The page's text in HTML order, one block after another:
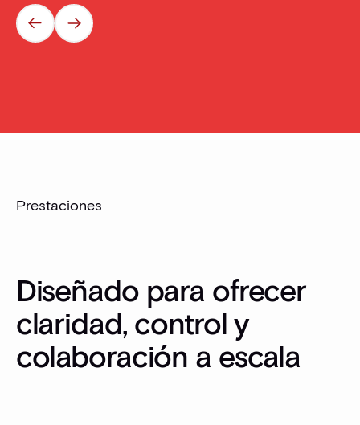
Prev Next
Prestaciones
Diseñado para ofrecer
claridad, control y
colaboración a escala